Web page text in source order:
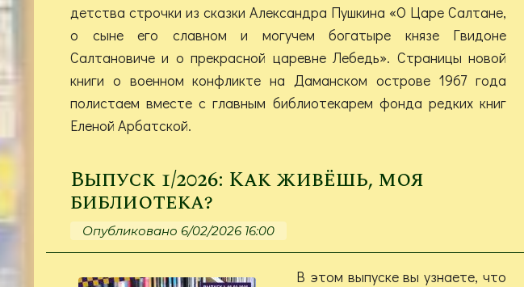
детства строчки из сказки Александра Пушкина «О Царе Салтане,
о сыне его славном и могучем богатыре князе Гвидоне
Салтановиче и о прекрасной царевне Лебедь». Страницы новой
книги о военном конфликте на Даманском острове 1967 года
полистаем вместе с главным библиотекарем фонда редких книг
Еленой Арбатской.
Выпуск 1/2026: Как живёшь, моя
библиотека?
Опубликовано 6/02/2026 16:00
В этом выпуске вы узнаете, что